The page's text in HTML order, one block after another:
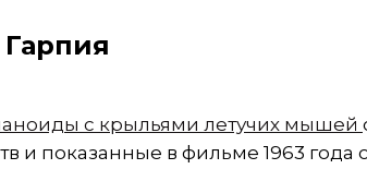
с крыльями летучих мышей
и показанные в фильме 1963 года